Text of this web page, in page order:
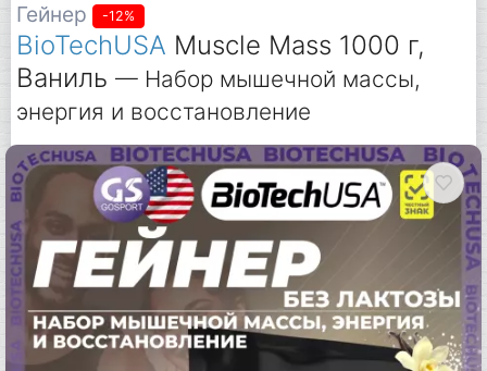
Гейнер -12%
BioTechUSA Muscle Mass 1000 г,
Ваниль — Набор мышечной массы,
энергия и восстановление